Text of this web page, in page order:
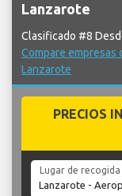
Lanzarote
Clasificado #8
Compare
Lanzarote
PRECIOS
Lugar de recogida